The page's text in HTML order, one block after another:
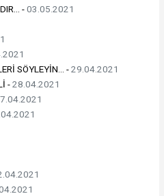
-03.05.2021
SÖYLEYİN... -29.04.2021
-28.04.2021